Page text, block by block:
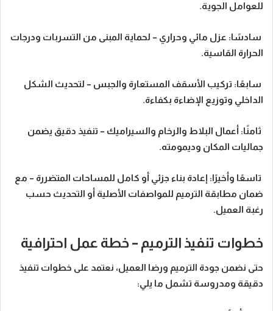
للعوامل الجوية.
سادسًا: عزل مائي وحراري – لحماية المبنى من التسربات ودرجات
الحرارة القاسية.
سابعًا: تركيب الأسقف المستعارة والجبس – لتحديث الشكل
الداخلي وتوزيع الإضاءة بكفاءة.
ثامنًا: أعمال البلاط والرخام والسيراميك – تنفيذ دقيق يضمن
جماليات المكان وديمومته.
تاسعًا وأخيرًا: إعادة بناء جزئي أو كامل للمساحات المتضررة – مع
ضمان مطابقة الترميم للمواصفات الأصلية أو التحديث حسب
رغبة العميل.
خطوات تنفيذ الترميم – خطة عمل احترافية
حتى نضمن جودة الترميم ورضا العميل، نعتمد على خطوات تنفيذ
دقيقة ومدروسة تشمل ما يلي: